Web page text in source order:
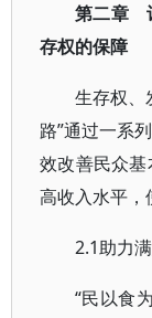
第二章
存权的保障
生存权、
路”通过一系
效改善民众
高收入水平，
2.1助力
“民以食